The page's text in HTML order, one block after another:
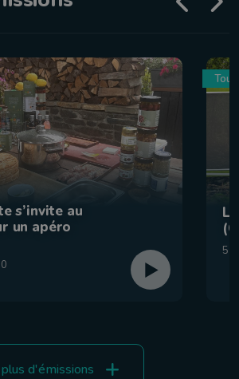
s’invite au
un apéro
5
plus d'émissions